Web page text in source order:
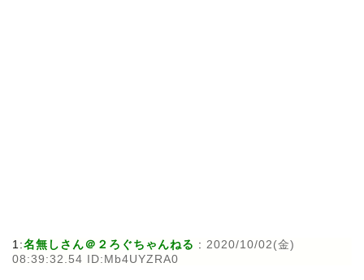
1:名無しさん＠２ろぐちゃんねる : 2020/10/02(金)
08:39:32.54 ID:Mb4UYZRA0